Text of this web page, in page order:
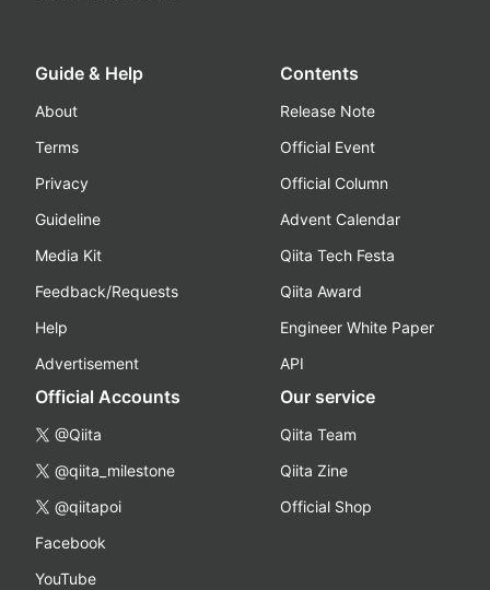
Guide & Help
About
Terms
Privacy
Guideline
Media Kit
Feedback/Requests
Help
Advertisement
Contents
Release Note
Official Event
Official Column
Advent Calendar
Qiita Tech Festa
Qiita Award
Engineer White Paper
API
Official Accounts
@Qiita
@qiita_milestone
@qiitapoi
Facebook
YouTube
Our service
Qiita Team
Qiita Zine
Official Shop